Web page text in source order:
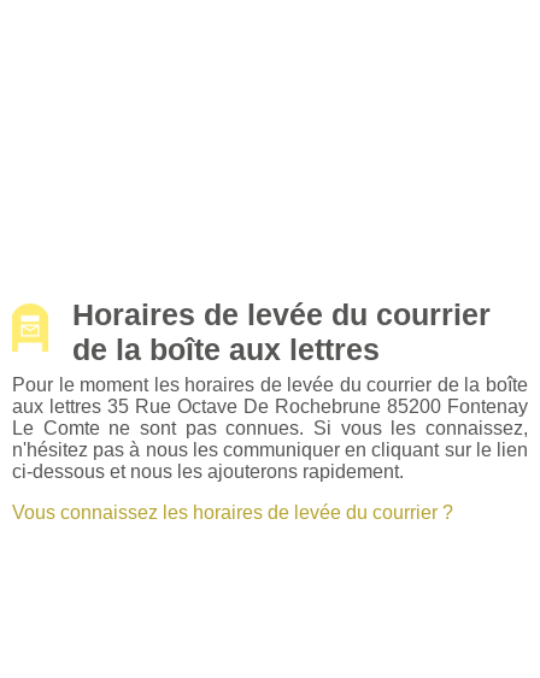
Horaires de levée du courrier
de la boîte aux lettres
Pour le moment les horaires de levée du courrier de la boîte
aux lettres 35 Rue Octave De Rochebrune 85200 Fontenay
Le Comte ne sont pas connues. Si vous les connaissez,
n'hésitez pas à nous les communiquer en cliquant sur le lien
ci-dessous et nous les ajouterons rapidement.
Vous connaissez les horaires de levée du courrier ?